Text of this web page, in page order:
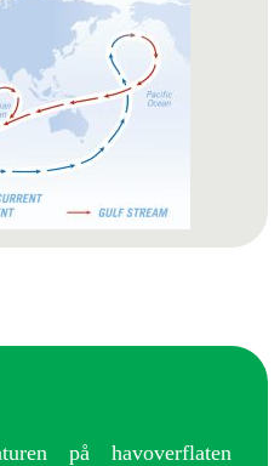
på havoverflaten